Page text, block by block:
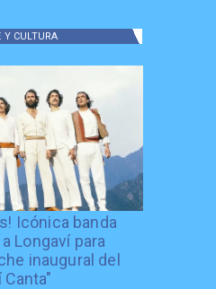
Y CULTURA
Icónica banda
Longaví para
inaugural del